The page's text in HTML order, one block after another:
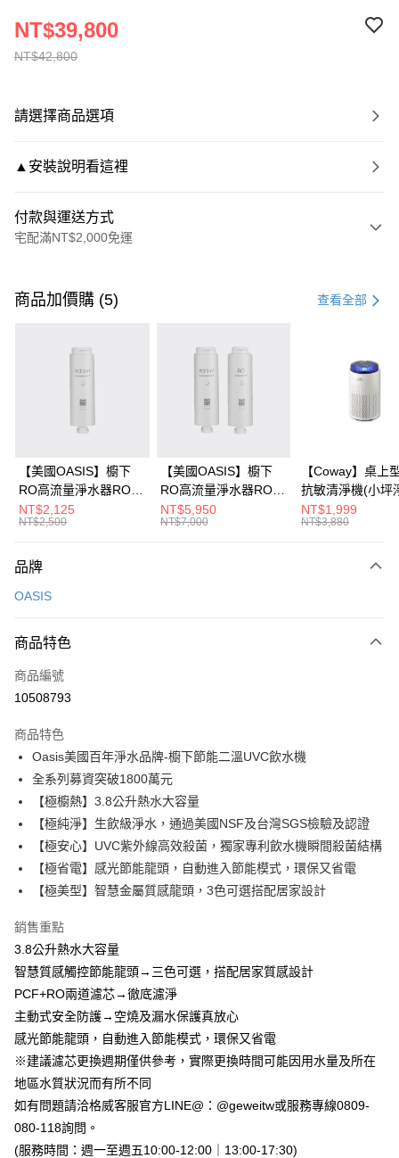
NT$42,800
NT$39,800
請選擇商品選項
▲安裝說明看這裡
付款與運送方式
宅配滿NT$2,000免運
信用卡一次付款
3 期 0 利率 每期 21家銀行
合作金庫商業銀行
第一商業銀行
華南商業銀行
彰化商業銀行
上海商業儲蓄銀行
台北富邦商業銀行
臺灣中小企業銀行
台中商業銀行
匯豐（台灣）商業銀行
華泰商業銀行
聯邦商業銀行
遠東國際商業銀行
元大商業銀行
台灣樂天信用卡公司
6 期 0 利率 每期 21家銀行
合作金庫商業銀行
華南商業銀行
彰化商業銀行
國泰世華商業銀行
兆豐國際商業銀行
臺灣中小企業銀行
台中商業銀行
匯豐（台灣）商業銀行
華泰商業銀行
聯邦商業銀行
玉山商業銀行
台灣樂天信用卡公司
12 期 0 利率 每期 21家銀行
上海商業儲蓄銀行
台北富邦商業銀行
國泰世華商業銀行
兆豐國際商業銀行
臺灣中小企業銀行
台中商業銀行
元大商業銀行
玉山商業銀行
24 期 0 利率 每期
合作金庫商業銀行
第一商業銀行
華南商業銀行
彰化商業銀行
上海商業儲蓄銀行
兆豐國際商業銀行
華泰商業銀行
遠東國際商業銀行
永豐商業銀行
中國信託商業銀行
30 期 0 利率 每期 NT$1,326 7家銀行
合作金庫商業銀行
彰化商業銀行
華泰商業銀行
聯邦商業銀行
元大商業銀行
LINE Pay
Apple Pay
大哥付你分期
【大哥付你分期使用說明】
2.付款方式選擇「大哥付你分期」，訂單成立後會自動跳轉到大哥付的交易
流程，驗證手機門號後，選擇欲分期的期數、繳款截止日，確認付款後即完
成交易。
3.實際核准額度、可分期數及費用金額請依後續交易確認頁面所載為準。
4.訂單成立30分鐘內，如未前往確認交易或遇審核未通過，訂單將自動取
法說明評估內容。
【繳款方式說明】
1.分期款項不併入電信帳單，「大哥付你分期」於每月結算日後寄送繳費提
醒簡訊。
2.透過簡訊連結打開帳單後，可選擇「超商條碼／台灣大直營門市／銀行轉
【注意事項】
1.本服務係由「台灣大哥大股份有限公司」（以下簡稱本公司）所提供，讓
用戶於交易時，得透過本服務購買商品或服務，並由商店將買賣／分期付款
買賣價金債權讓與本公司後，依約使用本公司帳單繳交帳款。
資料（包含姓名、電話或地址）提供予台灣大哥大進項蒐集、處理及利用，
由本公司與您本人進行分期帳單所需資料之確認、核對及更正。
3.完整用戶服務條款，請詳閱以下連結：
宅配
商品加價購 (5) 查看全部
【美國OASIS】櫥下
RO高流量淨水器RO
600G專用第一年份濾
芯組
NT$2,125
NT$2,500
【美國OASIS】櫥下
RO高流量淨水器RO
600G專用第二年份濾
芯組
NT$5,950
NT$7,000
【Coway】桌上
抗敏清淨機(小坪
AP-0425C
NT$1,999
NT$3,880
品牌
OASIS
商品特色
商品編號
10508793
商品特色
Oasis美國百年淨水品牌-櫥下節能二溫UVC飲水機
全系列募資突破1800萬元
【極櫥熱】3.8公升熱水大容量
【極純淨】生飲級淨水，通過美國NSF及台灣SGS檢驗及認證
【極安心】UVC紫外線高效殺菌，獨家專利飲水機瞬間殺菌結構
【極省電】感光節能龍頭，自動進入節能模式，環保又省電
【極美型】智慧金屬質感龍頭，3色可選搭配居家設計
銷售重點
3.8公升熱水大容量
智慧質感觸控節能龍頭→三色可選，搭配居家質感設計
PCF+RO兩道濾芯→徹底濾淨
主動式安全防護→空燒及漏水保護真放心
感光節能龍頭，自動進入節能模式，環保又省電
※建議濾芯更換週期僅供參考，實際更換時間可能因用水量及所在
地區水質狀況而有所不同
如有問題請洽格威客服官方LINE@：@geweitw或服務專線0809-
080-118詢問。
(服務時間：週一至週五10:00-12:00｜13:00-17:30)